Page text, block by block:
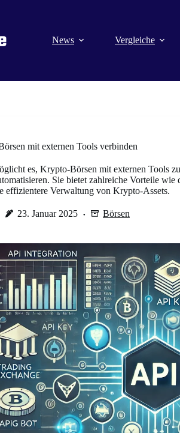
News
Vergleiche
mit externen Tools verbinden
es, Krypto-Börsen mit externen Tools
Sie bietet zahlreiche Vorteile
effizientere Verwaltung von Krypto-Assets.
23. Januar 2025 Börsen